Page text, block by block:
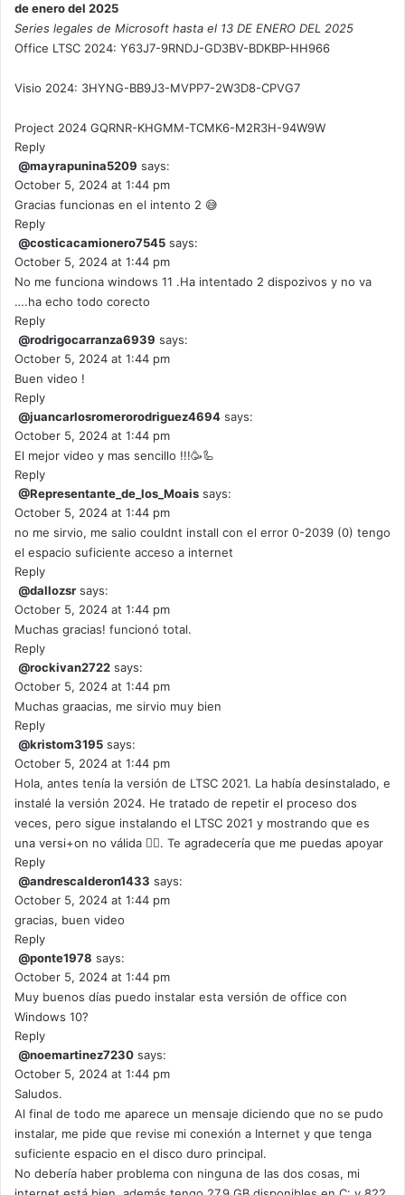
de enero del 2025
Series legales de Microsoft hasta el 13 DE ENERO DEL 2025
Office LTSC 2024: Y63J7-9RNDJ-GD3BV-BDKBP-HH966
Visio 2024: 3HYNG-BB9J3-MVPP7-2W3D8-CPVG7
Project 2024 GQRNR-KHGMM-TCMK6-M2R3H-94W9W
Reply
@mayrapunina5209 says:
October 5, 2024 at 1:44 pm
Gracias funcionas en el intento 2 😅
Reply
@costicacamionero7545 says:
October 5, 2024 at 1:44 pm
No me funciona windows 11 .Ha intentado 2 dispozivos y no va
….ha echo todo corecto
Reply
@rodrigocarranza6939 says:
October 5, 2024 at 1:44 pm
Buen video !
Reply
@juancarlosromerorodriguez4694 says:
October 5, 2024 at 1:44 pm
El mejor video y mas sencillo !!!🥳🦾
Reply
@Representante_de_los_Moais says:
October 5, 2024 at 1:44 pm
no me sirvio, me salio couldnt install con el error 0-2039 (0) tengo
el espacio suficiente acceso a internet
Reply
@dallozsr says:
October 5, 2024 at 1:44 pm
Muchas gracias! funcionó total.
Reply
@rockivan2722 says:
October 5, 2024 at 1:44 pm
Muchas graacias, me sirvio muy bien
Reply
@kristom3195 says:
October 5, 2024 at 1:44 pm
Hola, antes tenía la versión de LTSC 2021. La había desinstalado, e
instalé la versión 2024. He tratado de repetir el proceso dos
veces, pero sigue instalando el LTSC 2021 y mostrando que es
una versi+on no válida 😮‍💨. Te agradecería que me puedas apoyar
Reply
@andrescalderon1433 says:
October 5, 2024 at 1:44 pm
gracias, buen video
Reply
@ponte1978 says:
October 5, 2024 at 1:44 pm
Muy buenos días puedo instalar esta versión de office con
Windows 10?
Reply
@noemartinez7230 says:
October 5, 2024 at 1:44 pm
Saludos.
Al final de todo me aparece un mensaje diciendo que no se pudo
instalar, me pide que revise mi conexión a Internet y que tenga
suficiente espacio en el disco duro principal.
No debería haber problema con ninguna de las dos cosas, mi